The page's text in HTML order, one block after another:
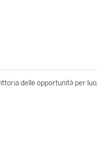
delle opportunità per